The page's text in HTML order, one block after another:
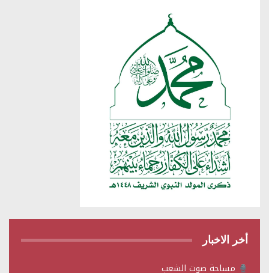
أخر الاخبار
مساحة صوت الشعب